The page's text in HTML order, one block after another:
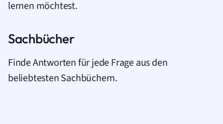
lernen möchtest.
Sachbücher
Finde Antworten für jede Frage aus den
beliebtesten Sachbüchern.